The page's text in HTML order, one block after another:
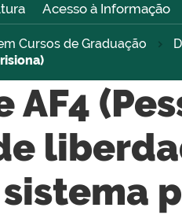
Acesso à Informação
Cursos de Graduação
AF4
sistema